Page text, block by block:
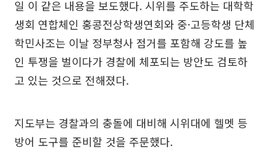
일 이 같은 내용을 보도했다. 시위를 주도하는 대학학
생회 연합체인 홍콩전상학생연회와 중·고등학생 단체
학민사조는 이날 정부청사 점거를 포함해 강도를 높
인 투쟁을 벌이다가 경찰에 체포되는 방안도 검토하
고 있는 것으로 전해졌다.
지도부는 경찰과의 충돌에 대비해 시위대에 헬멧 등
방어 도구를 준비할 것을 주문했다.